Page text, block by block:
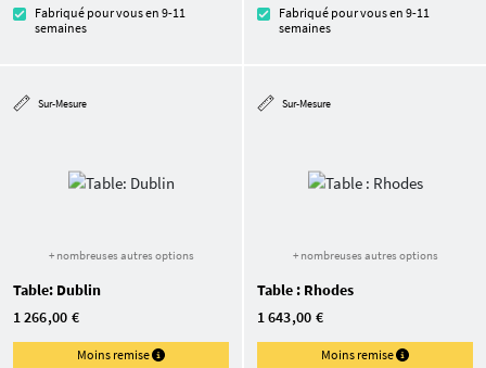
Fabriqué pour vous en 9-11
semaines
Fabriqué pour vous en 9-11
semaines
Sur-Mesure
+ nombreuses autres options
Table: Dublin
1 266,00 €
Moins remise
Sur-Mesure
+ nombreuses autres options
Table : Rhodes
1 643,00 €
Moins remise